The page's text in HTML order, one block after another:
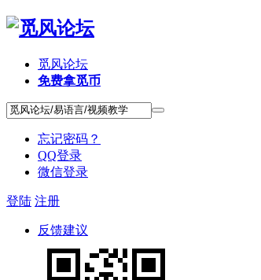
觅风论坛
免费拿觅币
忘记密码？
QQ登录
微信登录
登陆 注册
反馈建议